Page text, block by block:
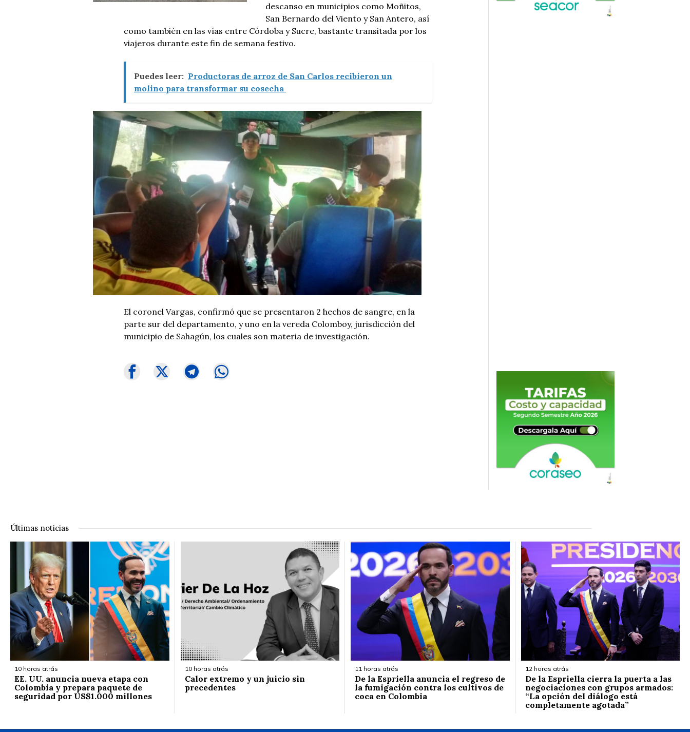
descanso en municipios como Moñitos,
San Bernardo del Viento y San Antero, así
como también en las vías entre Córdoba y Sucre, bastante transitada por los
viajeros durante este fin de semana festivo.
Puedes leer: Productoras de arroz de San Carlos recibieron un
molino para transformar su cosecha
El coronel Vargas, confirmó que se presentaron 2 hechos de sangre, en la
parte sur del departamento, y uno en la vereda Colomboy, jurisdicción del
municipio de Sahagún, los cuales son materia de investigación.
Últimas noticias
10 horas atrás
EE. UU. anuncia nueva etapa con
Colombia y prepara paquete de
seguridad por US$1.000 millones
10 horas atrás
Calor extremo y un juicio sin
precedentes
11 horas atrás
De la Espriella anuncia el regreso de
la fumigación contra los cultivos de
coca en Colombia
12 horas atrás
De la Espriella cierra la puerta a las
negociaciones con grupos armados:
“La opción del diálogo está
completamente agotada”